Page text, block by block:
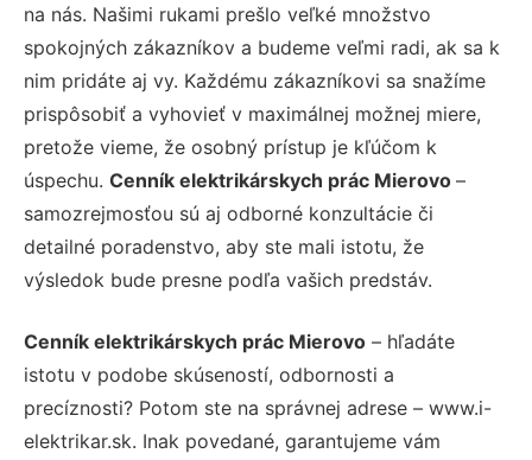
na nás. Našimi rukami prešlo veľké množstvo
spokojných zákazníkov a budeme veľmi radi, ak sa k
nim pridáte aj vy. Každému zákazníkovi sa snažíme
prispôsobiť a vyhovieť v maximálnej možnej miere,
pretože vieme, že osobný prístup je kľúčom k
úspechu. Cenník elektrikárskych prác Mierovo –
samozrejmosťou sú aj odborné konzultácie či
detailné poradenstvo, aby ste mali istotu, že
výsledok bude presne podľa vašich predstáv.
Cenník elektrikárskych prác Mierovo – hľadáte
istotu v podobe skúseností, odbornosti a
precíznosti? Potom ste na správnej adrese – www.i-
elektrikar.sk. Inak povedané, garantujeme vám